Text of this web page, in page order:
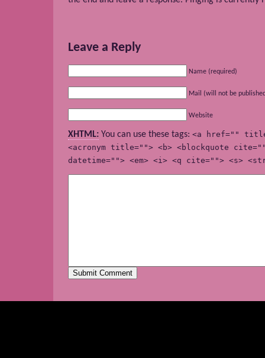
Leave a Reply
Name (required)
Mail (will not be
Website
XHTML: You can use these tags: <a href=""
<acronym title=""> <b> <blockquote
datetime=""> <em> <i> <q cite=""> <s>